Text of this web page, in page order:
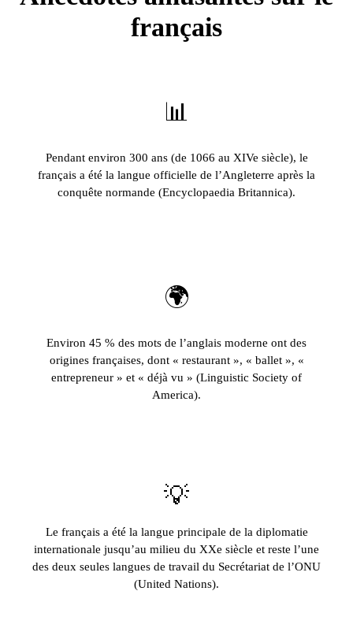
français
📊
Pendant environ 300 ans (de 1066 au XIVe siècle), le
français a été la langue officielle de l’Angleterre après la
conquête normande (Encyclopaedia Britannica).
🌍
Environ 45 % des mots de l’anglais moderne ont des
origines françaises, dont « restaurant », « ballet », «
entrepreneur » et « déjà vu » (Linguistic Society of
America).
💡
Le français a été la langue principale de la diplomatie
internationale jusqu’au milieu du XXe siècle et reste l’une
des deux seules langues de travail du Secrétariat de l’ONU
(United Nations).